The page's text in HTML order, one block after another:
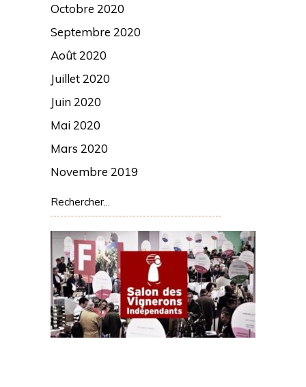
Octobre 2020
Septembre 2020
Août 2020
Juillet 2020
Juin 2020
Mai 2020
Mars 2020
Novembre 2019